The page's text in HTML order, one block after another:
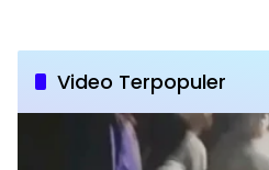
Video Terpopuler